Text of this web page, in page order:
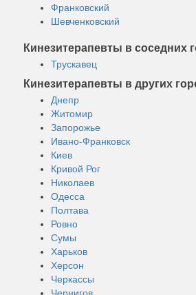
Франковский
Шевченковский
Кинезитерапевты в соседних
Трускавец
Кинезитерапевты в других
Днепр
Житомир
Запорожье
Ивано-Франковск
Киев
Кривой Рог
Николаев
Одесса
Полтава
Ровно
Сумы
Харьков
Херсон
Черкассы
Чернигов